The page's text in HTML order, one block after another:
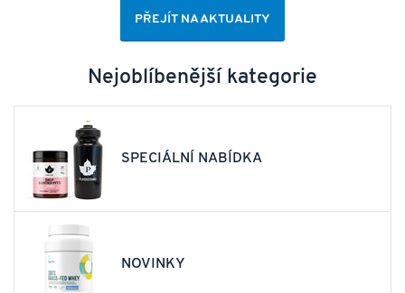
PŘEJÍT NA AKTUALITY
Nejoblíbenější kategorie
SPECIÁLNÍ NABÍDKA
NOVINKY